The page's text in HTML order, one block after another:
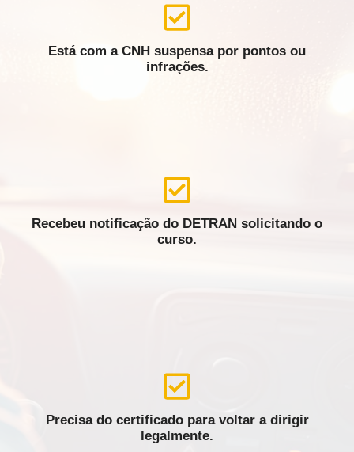
Está com a CNH suspensa por pontos ou
infrações.
Recebeu notificação do DETRAN solicitando o
curso.
Precisa do certificado para voltar a dirigir
legalmente.